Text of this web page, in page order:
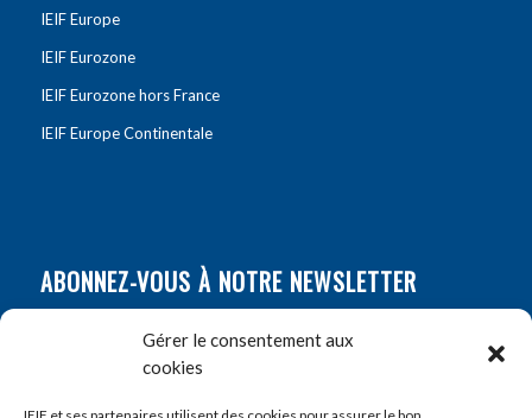
Gérer le consentement aux
cookies
IEIF Europe
IEIF Eurozone
IEIF Eurozone hors France
IEIF Europe Continentale
ABONNEZ-VOUS À NOTRE NEWSLETTER
Prénom*